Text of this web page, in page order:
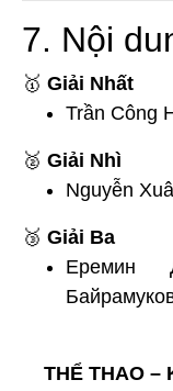
7. Nội
🥇 Giải Nhất
Trần Công
🥈 Giải Nhì
Nguyễn
🥉 Giải Ba
Еремин
THỂ THAO –